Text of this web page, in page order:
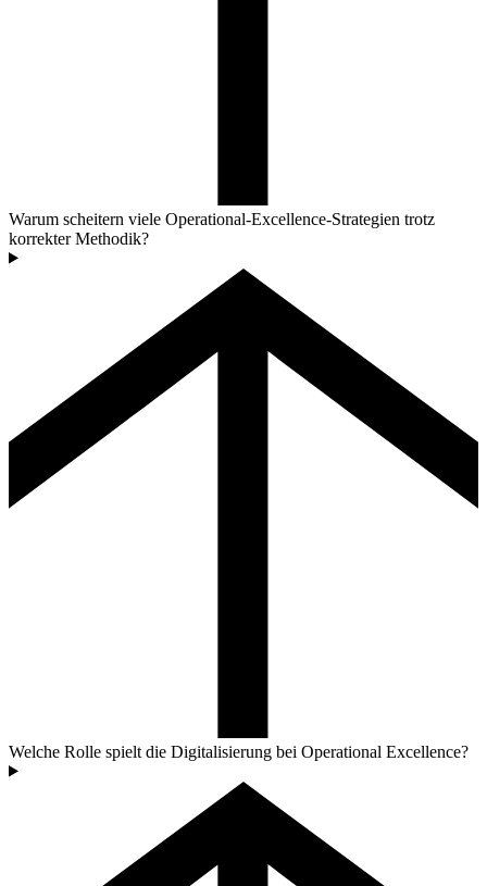
Warum scheitern viele Operational-Excellence-Strategien trotz
korrekter Methodik?
Welche Rolle spielt die Digitalisierung bei Operational Excellence?